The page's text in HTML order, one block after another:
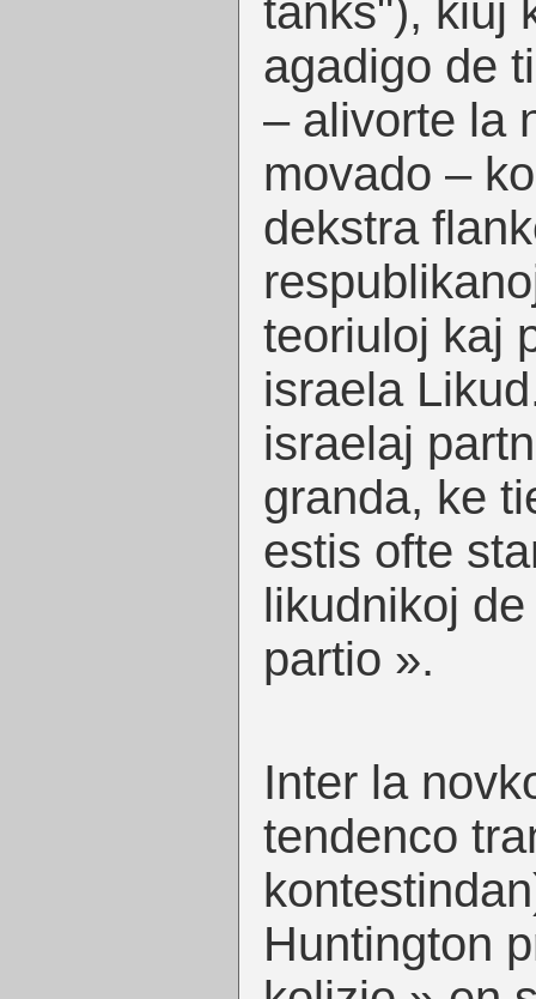
tanks"), kiuj
agadigo de
– alivorte la
movado –
dekstra
teoriuloj kaj
israela
israelaj
granda, ke
estis ofte
likudnikoj
partio ».
Inter la
tendenco
Huntington